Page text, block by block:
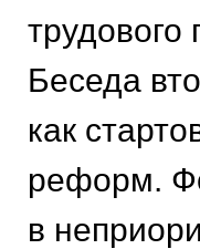
трудового
Беседа
как
реформ.
в